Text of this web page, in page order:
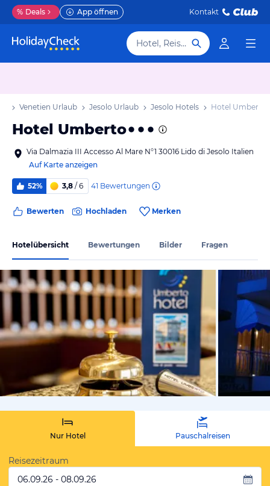
% Deals App öffnen Kontakt
Hotel, Reiseziel
Venetien Urlaub Jesolo Urlaub Jesolo Hotels Hotel Umberto
Hotel Umberto
Via Dalmazia III Accesso Al Mare N°1 30016 Lido di Jesolo Italien
Auf Karte anzeigen
52% 3,8 / 6 41 Bewertungen
Bewerten Hochladen Merken
Hotelübersicht Bewertungen Bilder Fragen
Nur Hotel Pauschalreisen
Reisezeitraum
06.09.26 - 08.09.26